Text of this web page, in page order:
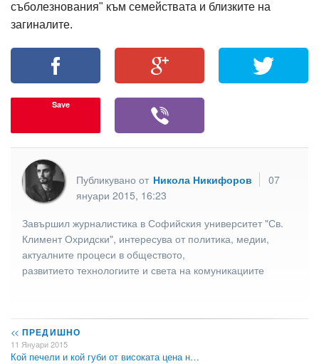
съболезнования" към семействата и близките на
загиналите.
Save
Публикувано от Никола Никифоров
07
януари 2015, 16:23
Завършил журналистика в Софийския университет "Св.
Климент Охридски", интересува от политика, медии,
актуалните процеси в обществото,
развитието технологиите и света на комуникациите
<< ПРЕДИШНО
11 Януари 2015
Кой печели и кой губи от високата цена н…